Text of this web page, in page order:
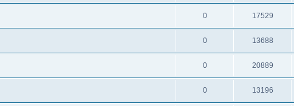
0 17529
0 13688
0 20889
0 13196